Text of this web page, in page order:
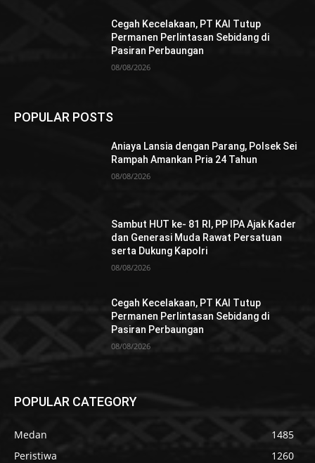
Cegah Kecelakaan, PT KAI Tutup
Permanen Perlintasan Sebidang di
Pasiran Perbaungan
08/08/2026
POPULAR POSTS
Aniaya Lansia dengan Parang, Polsek Sei
Rampah Amankan Pria 24 Tahun
08/08/2026
Sambut HUT ke- 81 RI, PP IPA Ajak Kader
dan Generasi Muda Rawat Persatuan
serta Dukung Kapolri
08/08/2026
Cegah Kecelakaan, PT KAI Tutup
Permanen Perlintasan Sebidang di
Pasiran Perbaungan
08/08/2026
POPULAR CATEGORY
Medan
1485
Peristiwa
1260